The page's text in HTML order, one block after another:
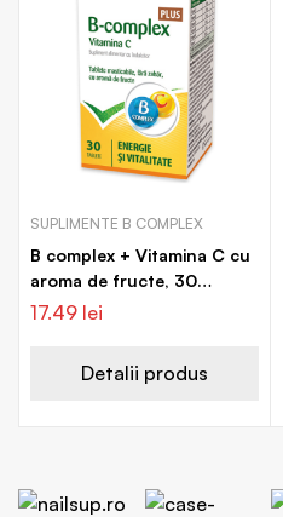
SUPLIMENTE B COMPLEX
B complex + Vitamina C cu
aroma de fructe, 30
tablete, Walmark
17.49 lei
Detalii produs